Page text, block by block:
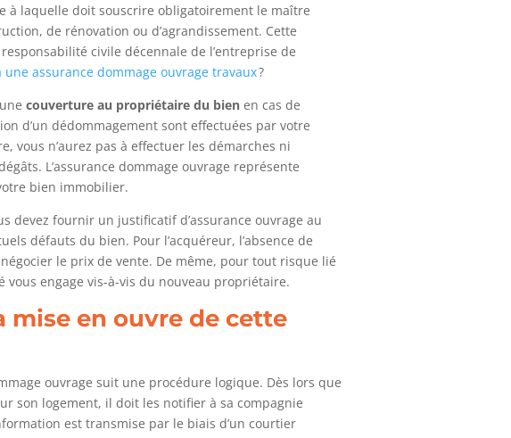
à laquelle doit souscrire obligatoirement le maître
de rénovation ou d’agrandissement. Cette
civile décennale de l’entreprise de
une assurance dommage ouvrage travaux?
couverture au propriétaire du bien en cas de
d’un dédommagement sont effectuées par votre
vous n’aurez pas à effectuer les démarches ni
L’assurance dommage ouvrage représente
bien immobilier.
devez fournir un justificatif d’assurance ouvrage au
défauts du bien. Pour l’acquéreur, l’absence de
le prix de vente. De même, pour tout risque lié
vous engage vis-à-vis du nouveau propriétaire.
en ouvre de cette
ouvrage suit une procédure logique. Dès lors que
son logement, il doit les notifier à sa compagnie
est transmise par le biais d’un courtier